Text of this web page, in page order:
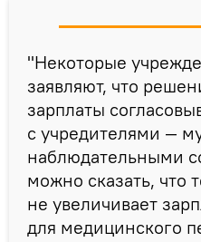
"Некоторые
заявляют, что
зарплаты
с учредителями —
наблюдательными
можно сказать, что
не увеличивает
для медицинского